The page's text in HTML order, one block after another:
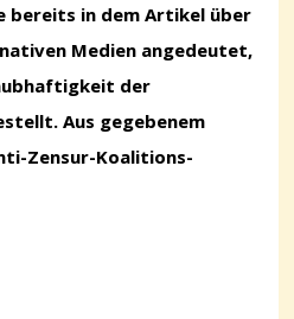
bereits in dem Artikel über
Medien angedeutet,
der
Aus gegebenem
Zensur-Koalitions-